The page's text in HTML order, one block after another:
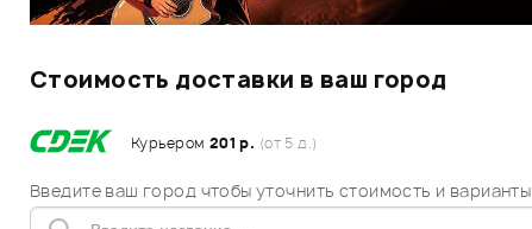
Стоимость доставки в ваш город
Курьером 201 р. (от 5 д.)
Введите ваш город чтобы уточнить стоимость и